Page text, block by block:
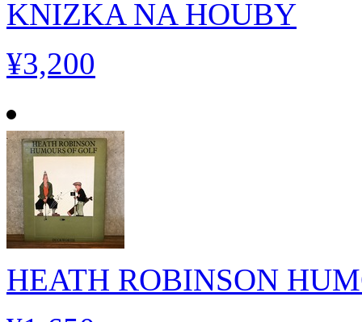
KNIZKA NA HOUBY
¥3,200
HEATH ROBINSON